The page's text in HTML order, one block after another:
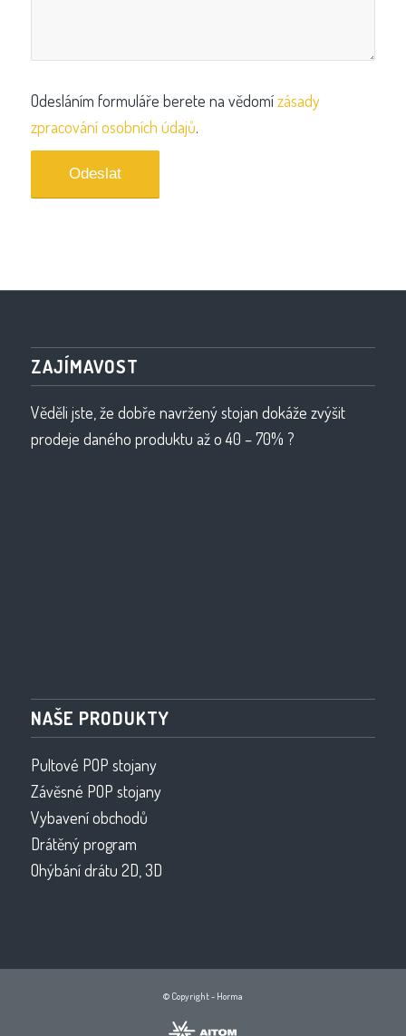
Odesláním formuláře berete na vědomízásady
zpracování osobních údajů.
ZAJÍMAVOST
Věděli jste, že dobře navržený stojan dokáže zvýšit
prodeje daného produktu až o 40 – 70% ?
NAŠE PRODUKTY
Pultové POP stojany
Závěsné POP stojany
Vybavení obchodů
Drátěný program
Ohýbání drátu 2D, 3D
© Copyright - Horma